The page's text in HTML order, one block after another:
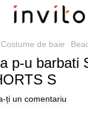
Costume de baie
p-u barbati
S
ți un comentariu